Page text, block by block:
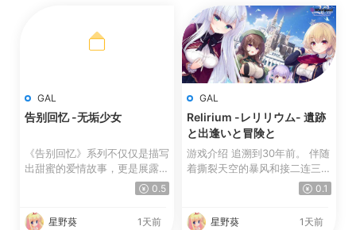
GAL
告别回忆 -无垢少女
《告别回忆》系列不仅仅是描写
出甜蜜的爱情故事，更是展露出
因複杂的人际关係所产...
0.5
星野葵 1天前
GAL
Relirium -レリリウム- 遺跡
と出逢いと冒険と
游戏介绍 追溯到30年前。 伴随
着撕裂天空的暴风和接二连三的
大地震，以及宛若世界...
0.1
星野葵 1天前